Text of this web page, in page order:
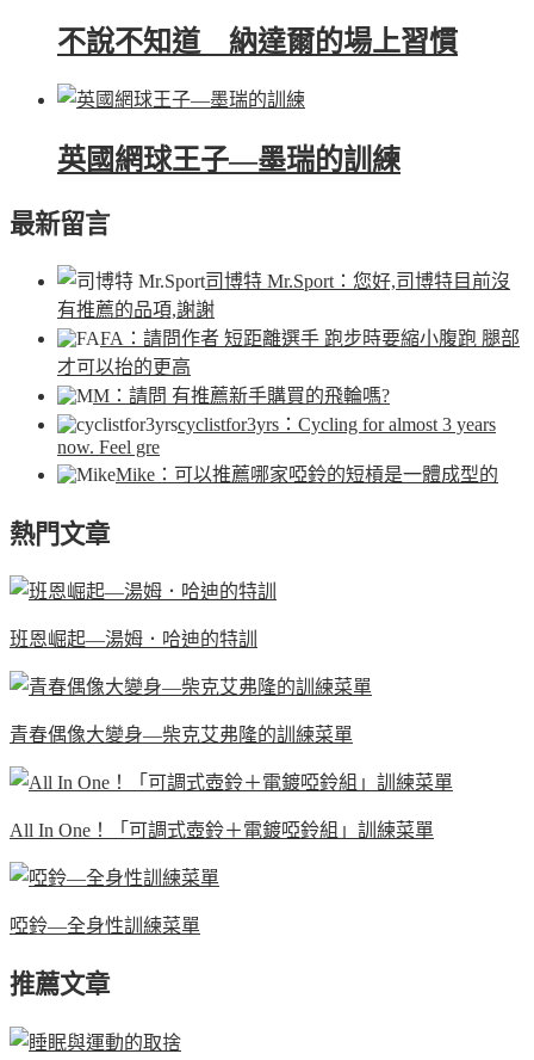
不說不知道 納達爾的場上習慣
英國網球王子—墨瑞的訓練
最新留言
司博特 Mr.Sport ：您好,司博特目前沒
有推薦的品項,謝謝
FA ：請問作者 短距離選手 跑步時要縮小腹跑 腿部
才可以抬的更高
M ：請問 有推薦新手購買的飛輪嗎?
cyclistfor3yrs ：Cycling for almost 3 years
now. Feel gre
Mike ：可以推薦哪家啞鈴的短槓是一體成型的
熱門文章
班恩崛起—湯姆．哈迪的特訓
青春偶像大變身—柴克艾弗隆的訓練菜單
All In One！「可調式壺鈴＋電鍍啞鈴組」訓練菜單
啞鈴—全身性訓練菜單
推薦文章